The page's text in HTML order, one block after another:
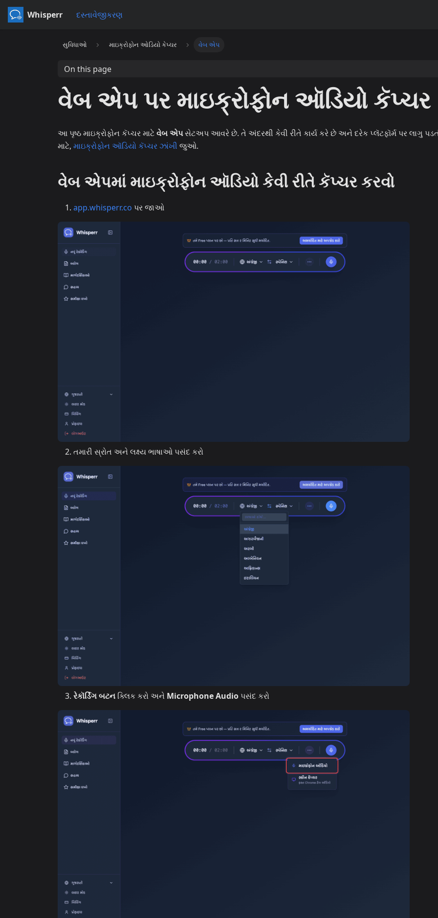
Whisperr દસ્તાવેજીકરણ
સુવિધાઓ માઇક્રોફોન ઓડિયો કેપ્ચર વેબ એપ
On this page
વેબ એપ પર માઇક્રોફોન ઑડિયો કૅપ્ચર
આ પૃષ્ઠ માઇક્રોફોન કૅપ્ચર માટેવેબ એપસેટઅપ આવરે છે. તે અંદરથી કેવી રીતે કાર્ય કરે છે અને દરેક પ્લૅટફૉર્મ પર લાગુ
માટે, માઇક્રોફોન ઑડિયો કૅપ્ચર ઝાંખી જુઓ.
વેબ એપમાં માઇક્રોફોન ઑડિયો કેવી રીતે કૅપ્ચર કરવો
app.whisperr.co પર જાઓ
તમારી સ્રોત અને લક્ષ્ય ભાષાઓ પસંદ કરો
રેકૉર્ડિંગ બટન ક્લિક કરો અને Microphone Audioપસંદ કરો